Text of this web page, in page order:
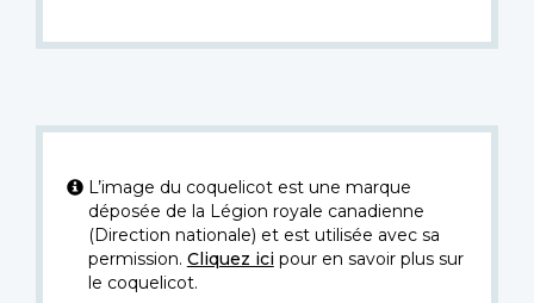
L’image du coquelicot est une marque
déposée de la Légion royale canadienne
(Direction nationale) et est utilisée avec sa
permission. Cliquez icipour en savoir plus sur
le coquelicot.